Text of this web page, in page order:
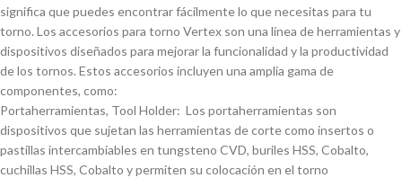
significa que puedes encontrar fácilmente lo que necesitas para tu
torno. Los accesorios para torno Vertex son una lí­nea de herramientas y
dispositivos diseñados para mejorar la funcionalidad y la productividad
de los tornos. Estos accesorios incluyen una amplia gama de
componentes, como:
Portaherramientas, Tool Holder: Los portaherramientas son
dispositivos que sujetan las herramientas de corte como insertos o
pastillas intercambiables en tungsteno CVD, buriles HSS, Cobalto,
cuchillas HSS, Cobalto y permiten su colocación en el torno